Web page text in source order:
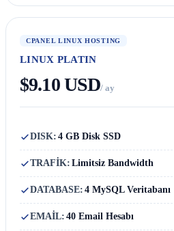
CPANEL LINUX HOSTING
LINUX PLATIN
$9.10 USD/ ay
DISK: 4 GB Disk SSD
TRAFİK: Limitsiz Bandwidth
DATABASE: 4 MySQL Veritabanı
EMAİL: 40 Email Hesabı